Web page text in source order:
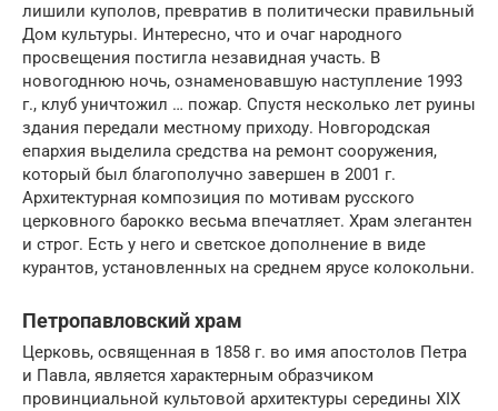
лишили куполов, превратив в политически правильный
Дом культуры. Интересно, что и очаг народного
просвещения постигла незавидная участь. В
новогоднюю ночь, ознаменовавшую наступление 1993
г., клуб уничтожил … пожар. Спустя несколько лет руины
здания передали местному приходу. Новгородская
епархия выделила средства на ремонт сооружения,
который был благополучно завершен в 2001 г.
Архитектурная композиция по мотивам русского
церковного барокко весьма впечатляет. Храм элегантен
и строг. Есть у него и светское дополнение в виде
курантов, установленных на среднем ярусе колокольни.
Петропавловский храм
Церковь, освященная в 1858 г. во имя апостолов Петра
и Павла, является характерным образчиком
провинциальной культовой архитектуры середины XIX